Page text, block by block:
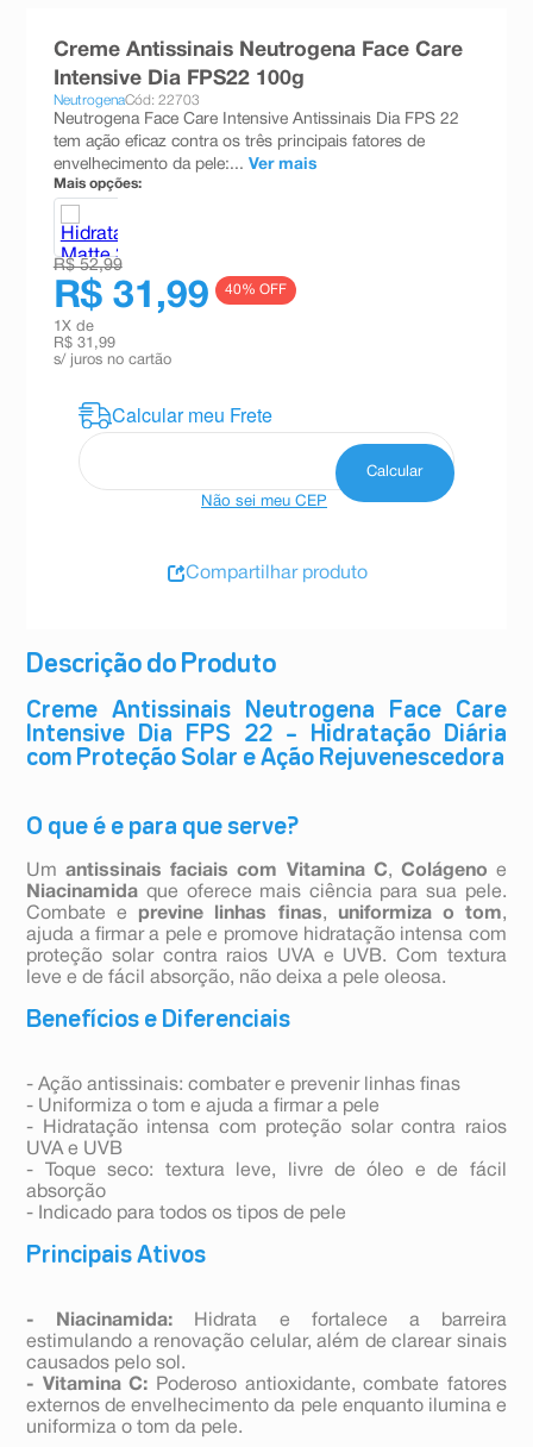
Descrição do Produto
Creme Antissinais Neutrogena Face Care
Intensive Dia FPS 22 – Hidratação Diária
com Proteção Solar e Ação Rejuvenescedora
O que é e para que serve?
Umantissinais faciais com Vitamina C, Colágeno e
Niacinamida que oferece mais ciência para sua pele.
Combate e previne linhas finas, uniformiza o tom,
ajuda a firmar a pele e promove hidratação intensa com
proteção solar contra raios UVA e UVB. Com textura
leve e de fácil absorção, não deixa a pele oleosa.
Benefícios e Diferenciais
- Ação antissinais: combater e prevenir linhas finas
- Uniformiza o tom e ajuda a firmar a pele
- Hidratação intensa com proteção solar contra raios
UVA e UVB
- Toque seco: textura leve, livre de óleo e de fácil
absorção
- Indicado para todos os tipos de pele
Principais Ativos
- Niacinamida: Hidrata e fortalece a barreira
estimulando a renovação celular, além de clarear sinais
causados ​​pelo sol.
- Vitamina C: Poderoso antioxidante, combate fatores
externos de envelhecimento da pele enquanto ilumina e
uniformiza o tom da pele.
Creme Antissinais Neutrogena Face Care
Intensive Dia FPS22 100g
NeutrogenaCód: 22703
Neutrogena Face Care Intensive Antissinais Dia FPS 22
tem ação eficaz contra os três principais fatores de
envelhecimento da pele:... Ver mais
Mais opções:
R$ 52,99
R$ 31,99 40% OFF
1 X de
R$ 31,99
s/ juros no cartão
Não sei meu CEP
Compartilhar produto
teste gravidez
10ºesmalte